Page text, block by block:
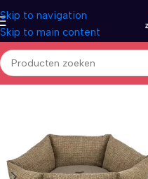
Skip to navigation
Skip to main content
Home/Honden/Hondenbedden